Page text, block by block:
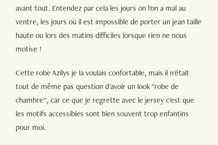
avant tout. Entendez par cela les jours on l'on a mal au
ventre, les jours où il est impossible de porter un jean taille
haute ou lors des matins difficiles lorsque rien ne nous
motive !
Cette robe Azilys je la voulais confortable, mais il n'était
tout de même pas question d'avoir un look "robe de
chambre", car ce que je regrette avec le jersey c'est que
les motifs accessibles sont bien souvent trop enfantins
pour moi.